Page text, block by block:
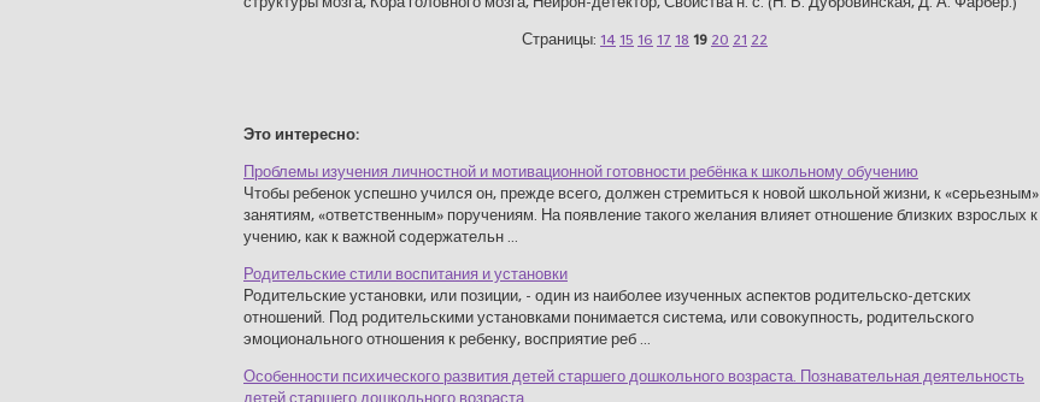
Страницы: 14 15 16 17 18 19 20 21 22
Это интересно:
Проблемы изучения личностной и мотивационной готовности ребёнка к школьному обучению
Чтобы ребенок успешно учился он, прежде всего, должен стремиться к новой школьной жизни, к «серьезным»
занятиям, «ответственным» поручениям. На появление такого желания влияет отношение близких взрослых к
учению, как к важной содержательн ...
Родительские стили воспитания и установки
Родительские установки, или позиции, - один из наиболее изученных аспектов родительско-детских
отношений. Под родительскими установками понимается система, или совокупность, родительского
эмоционального отношения к ребенку, восприятие реб ...
Особенности психического развития детей старшего дошкольного возраста. Познавательная деятельность
детей старшего дошкольного возраста